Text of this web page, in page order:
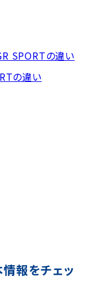
SPORTの違い
の違い
報をチェッ